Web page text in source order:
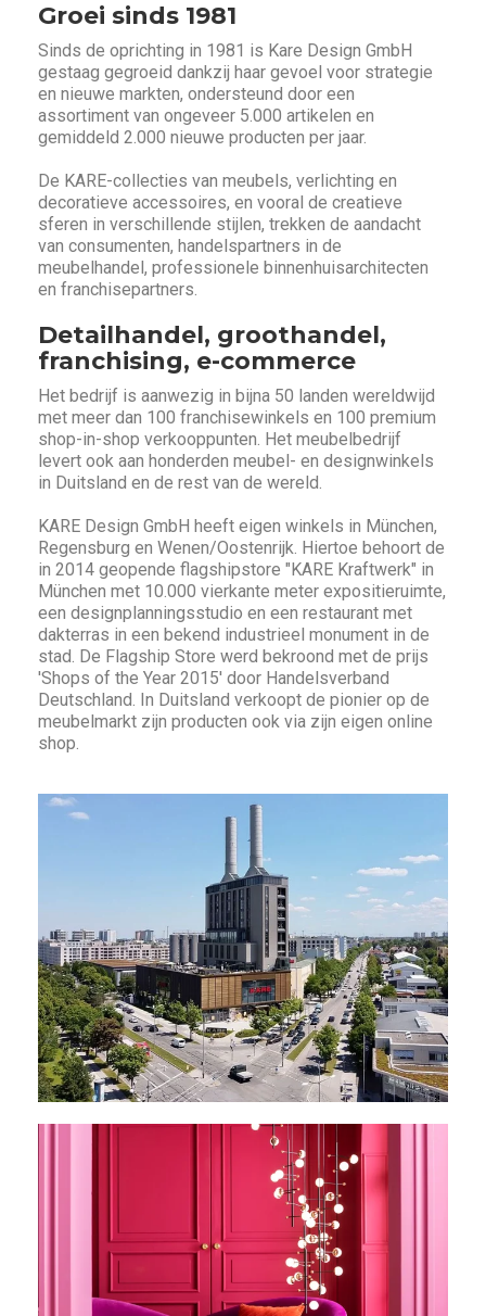
Groei sinds 1981
Sinds de oprichting in 1981 is Kare Design GmbH
gestaag gegroeid dankzij haar gevoel voor strategie
en nieuwe markten, ondersteund door een
assortiment van ongeveer 5.000 artikelen en
gemiddeld 2.000 nieuwe producten per jaar.
De KARE-collecties van meubels, verlichting en
decoratieve accessoires, en vooral de creatieve
sferen in verschillende stijlen, trekken de aandacht
van consumenten, handelspartners in de
meubelhandel, professionele binnenhuisarchitecten
en franchisepartners.
Detailhandel, groothandel,
franchising, e-commerce
Het bedrijf is aanwezig in bijna 50 landen wereldwijd
met meer dan 100 franchisewinkels en 100 premium
shop-in-shop verkooppunten. Het meubelbedrijf
levert ook aan honderden meubel- en designwinkels
in Duitsland en de rest van de wereld.
KARE Design GmbH heeft eigen winkels in München,
Regensburg en Wenen/Oostenrijk. Hiertoe behoort de
in 2014 geopende flagshipstore "KARE Kraftwerk" in
München met 10.000 vierkante meter expositieruimte,
een designplanningsstudio en een restaurant met
dakterras in een bekend industrieel monument in de
stad. De Flagship Store werd bekroond met de prijs
'Shops of the Year 2015' door Handelsverband
Deutschland. In Duitsland verkoopt de pionier op de
meubelmarkt zijn producten ook via zijn eigen online
shop.